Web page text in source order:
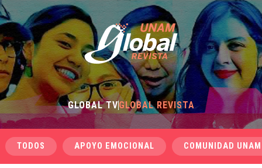
GLOBAL TVGLOBAL REVISTA
TODOS APOYO EMOCIONAL COMUNIDAD UNAM